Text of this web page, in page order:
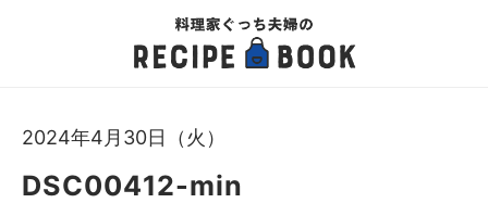
2024年4月30日（火）
DSC00412-min